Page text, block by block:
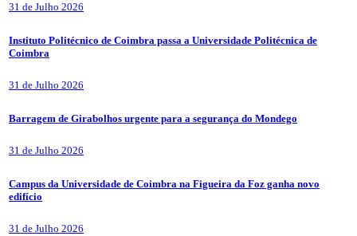
31 de Julho 2026
Instituto Politécnico de Coimbra passa a Universidade Politécnica de
Coimbra
31 de Julho 2026
Barragem de Girabolhos urgente para a segurança do Mondego
31 de Julho 2026
Campus da Universidade de Coimbra na Figueira da Foz ganha novo
edifício
31 de Julho 2026